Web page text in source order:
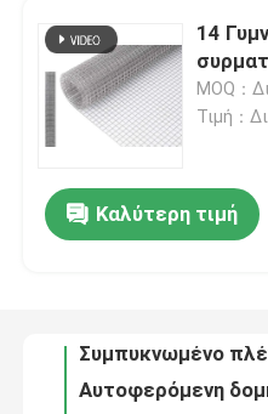
Σπίτι
Σχετικά με εμάς
Έλεγχος ποιότητας
14
MOQ：
Τιμή：
Καλύτερη τιμή